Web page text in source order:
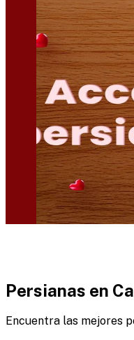
Persianas en
Encuentra las mejores